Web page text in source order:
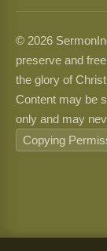
© 2026
preserve and
the glory of
Content may be
only and may
Copying